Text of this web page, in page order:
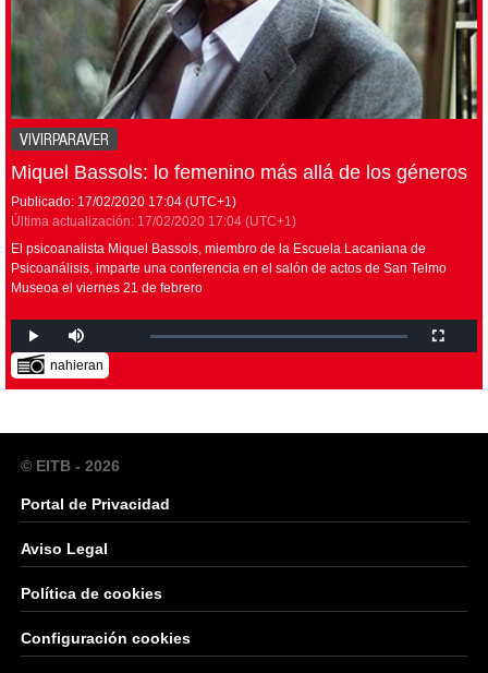
VIVIRPARAVER
Miquel Bassols: lo femenino más allá de los géneros
Publicado: 17/02/2020 17:04 (UTC+1)
Última actualización: 17/02/2020 17:04 (UTC+1)
El psicoanalista Miquel Bassols, miembro de la Escuela Lacaniana de
Psicoanálisis, imparte una conferencia en el salón de actos de San Telmo
Museoa el viernes 21 de febrero
nahieran
© EITB - 2026
Portal de Privacidad
Aviso Legal
Política de cookies
Configuración cookies